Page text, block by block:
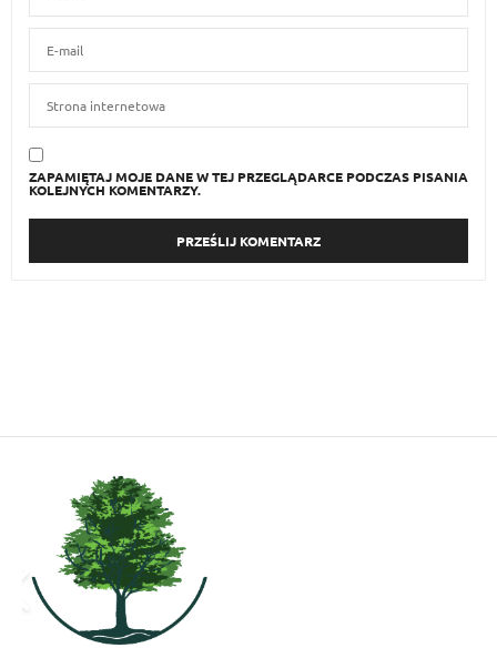
ZAPAMIĘTAJ MOJE DANE W TEJ PRZEGLĄDARCE PODCZAS PISANIA
KOLEJNYCH KOMENTARZY.